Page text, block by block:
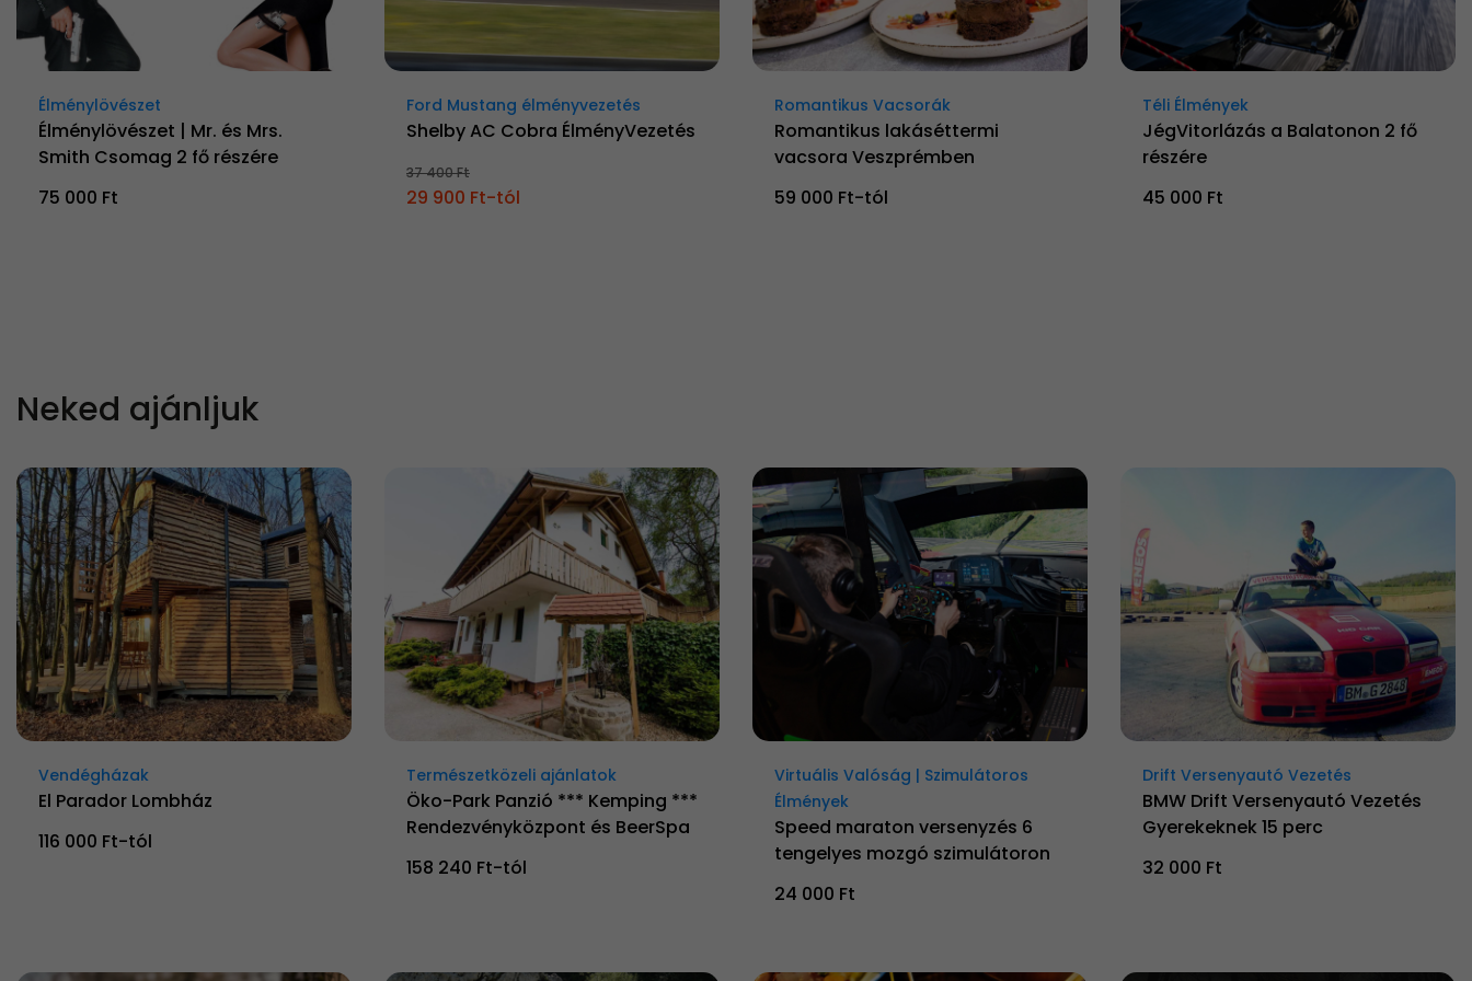
Élménylövészet
Élménylövészet | Mr. és Mrs.
Smith Csomag 2 fő részére
75 000 Ft
Ford Mustang élményvezetés
Shelby AC Cobra ÉlményVezetés
37 400 Ft
29 900 Ft-tól
Romantikus Vacsorák
Romantikus lakáséttermi
vacsora Veszprémben
59 000 Ft-tól
Téli Élmények
JégVitorlázás a Balatonon 2 fő
részére
45 000 Ft
Neked ajánljuk
Vendégházak
El Parador Lombház
116 000 Ft-tól
Természetközeli ajánlatok
Öko-Park Panzió *** Kemping ***
Rendezvényközpont és BeerSpa
158 240 Ft-tól
Virtuális Valóság | Szimulátoros
Élmények
Speed maraton versenyzés 6
tengelyes mozgó szimulátoron
24 000 Ft
Drift Versenyautó Vezetés
BMW Drift Versenyautó Vezetés
Gyerekeknek 15 perc
32 000 Ft